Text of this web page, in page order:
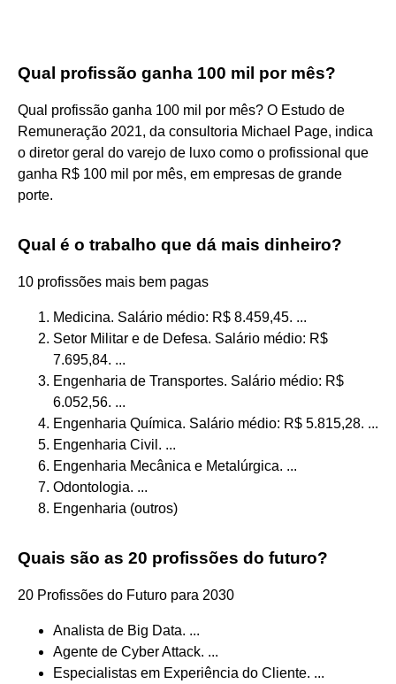
Qual profissão ganha 100 mil por mês?
Qual profissão ganha 100 mil por mês? O Estudo de
Remuneração 2021, da consultoria Michael Page, indica
o diretor geral do varejo de luxo como o profissional que
ganha R$ 100 mil por mês, em empresas de grande
porte.
Qual é o trabalho que dá mais dinheiro?
10 profissões mais bem pagas
Medicina. Salário médio: R$ 8.459,45. ...
Setor Militar e de Defesa. Salário médio: R$
7.695,84. ...
Engenharia de Transportes. Salário médio: R$
6.052,56. ...
Engenharia Química. Salário médio: R$ 5.815,28. ...
Engenharia Civil. ...
Engenharia Mecânica e Metalúrgica. ...
Odontologia. ...
Engenharia (outros)
Quais são as 20 profissões do futuro?
20 Profissões do Futuro para 2030
Analista de Big Data. ...
Agente de Cyber Attack. ...
Especialistas em Experiência do Cliente. ...